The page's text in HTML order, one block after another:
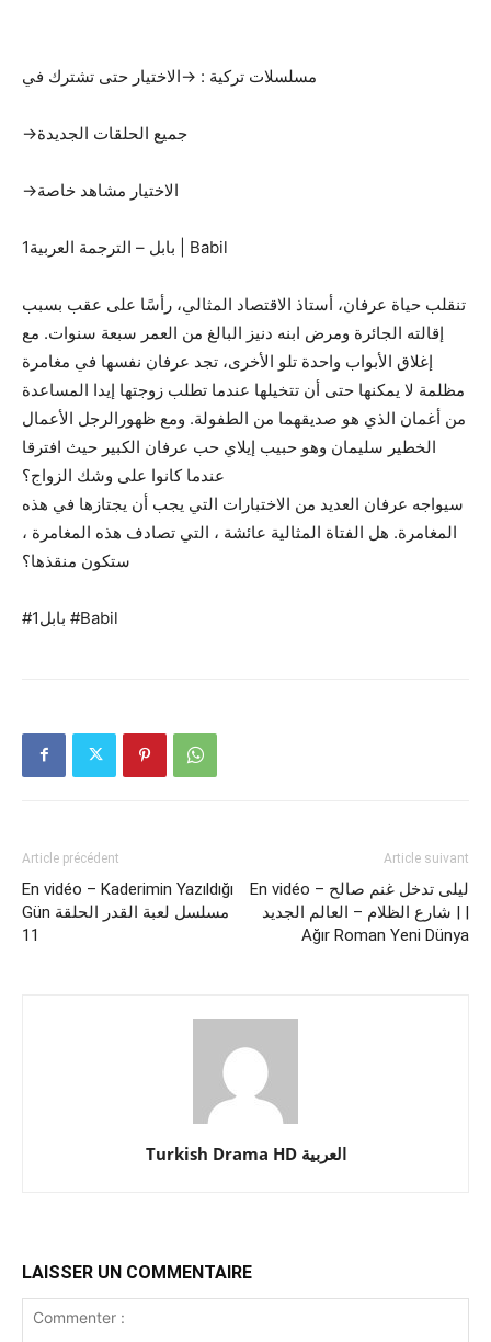
مسلسلات تركية : →الاختيار حتى تشترك في
→جميع الحلقات الجديدة
→الاختيار مشاهد خاصة
1بابل – الترجمة العربية | Babil
تنقلب حياة عرفان، أستاذ الاقتصاد المثالي، رأسًا على عقب بسبب
إقالته الجائرة ومرض ابنه دنيز البالغ من العمر سبعة سنوات. مع
إغلاق الأبواب واحدة تلو الأخرى، تجد عرفان نفسها في مغامرة
مظلمة لا يمكنها حتى أن تتخيلها عندما تطلب زوجتها إيدا المساعدة
من أغمان الذي هو صديقهما من الطفولة. ومع ظهورالرجل الأعمال
الخطير سليمان وهو حبيب إيلاي حب عرفان الكبير حيث افترقا
عندما كانوا على وشك الزواج؟
سيواجه عرفان العديد من الاختبارات التي يجب أن يجتازها في هذه
المغامرة. هل الفتاة المثالية عائشة ، التي تصادف هذه المغامرة ،
ستكون منقذها؟
#بابل1 #Babil
Article précédent
En vidéo – Kaderimin Yazıldığı
Gün مسلسل لعبة القدر الحلقة
11
Article suivant
En vidéo – ليلى تدخل غنم صالح
| شارع الظلام – العالم الجديد |
Ağır Roman Yeni Dünya
Turkish Drama HD العربية
LAISSER UN COMMENTAIRE